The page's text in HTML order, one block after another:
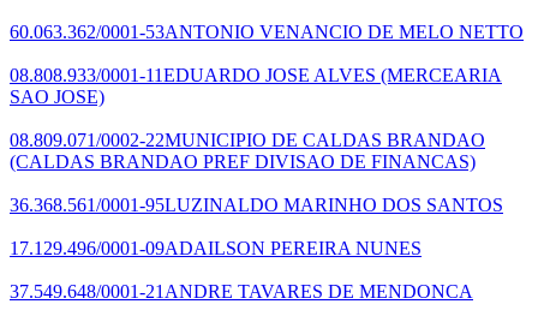
60.063.362/0001-53ANTONIO VENANCIO DE MELO NETTO
08.808.933/0001-11EDUARDO JOSE ALVES (MERCEARIA
SAO JOSE)
08.809.071/0002-22MUNICIPIO DE CALDAS BRANDAO
(CALDAS BRANDAO PREF DIVISAO DE FINANCAS)
36.368.561/0001-95LUZINALDO MARINHO DOS SANTOS
17.129.496/0001-09ADAILSON PEREIRA NUNES
37.549.648/0001-21 ANDRE TAVARES DE MENDONCA